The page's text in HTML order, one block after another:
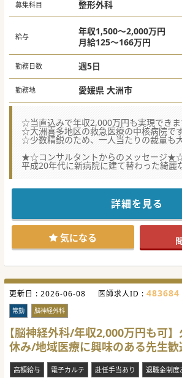
募集科目 整形外科
給与
年収1,500～2,000万円
月給125～166万円
勤務日数 週5日
勤務地 愛媛県 大洲市
☆当直込みで年収2,000万円も実現できま
☆大洲喜多地区の救急医療の中核病院で
☆少数精鋭のため、一人当たりの裁量も大
★☆コンサルタントからのメッセージ
平成20年代に新病院に建て替わった綺麗
急性期から回復期、療養までシームレス
地域医療に興味のある先生であれば、県
詳細を見る
気になる
更新日 : 2026-06-08 医師求人ID : 483684
常勤 脳神経外科
【脳神経外科/年収2,000万円も可
休み/地域医療に興味のある先生
高額給与 電子カルテ 赴任手当あり 退職金制度